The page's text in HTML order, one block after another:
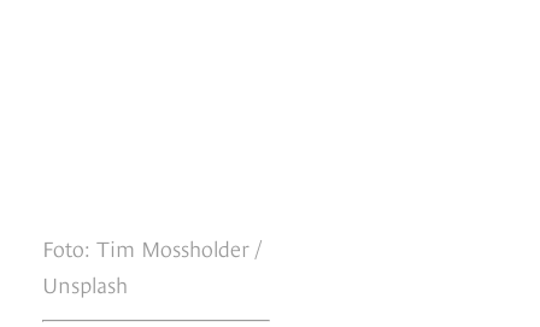
Foto: Tim Mossholder /
Unsplash